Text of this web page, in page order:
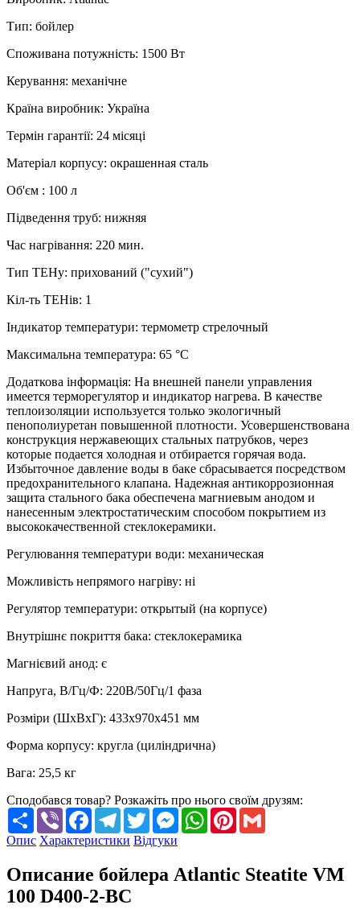
Тип: бойлер
Споживана потужність: 1500 Вт
Керування: механічне
Країна виробник: Україна
Термін гарантії: 24 місяці
Матеріал корпусу: окрашенная сталь
Об'єм : 100 л
Підведення труб: нижняя
Час нагрівання: 220 мин.
Тип ТЕНу: прихований ("сухий")
Кіл-ть ТЕНів: 1
Індикатор температури: термометр стрелочный
Максимальна температура: 65 °C
Додаткова інформація: На внешней панели управления
имеется терморегулятор и индикатор нагрева. В качестве
теплоизоляции используется только экологичный
пенополиуретан повышенной плотности. Усовершенствована
конструкция нержавеющих стальных патрубков, через
которые подается холодная и отбирается горячая вода.
Избыточное давление воды в баке сбрасывается посредством
предохранительного клапана. Надежная антикоррозионная
защита стального бака обеспечена магниевым анодом и
нанесенным электростатическим способом покрытием из
высококачественной стеклокерамики.
Регулювання температури води: механическая
Можливість непрямого нагріву: ні
Регулятор температури: открытый (на корпусе)
Внутрішнє покриття бака: стеклокерамика
Магнієвий анод: є
Напруга, В/Гц/Ф: 220В/50Гц/1 фаза
Розміри (ШхВхГ): 433х970х451 мм
Форма корпусу: кругла (циліндрична)
Вага: 25,5 кг
Сподобався товар? Розкажіть про нього своїм друзям:
Share Viber FacebookTelegramTwitterMessengerWhatsApp
Pinterest
Опис Характеристики Відгуки
Описание бойлера Atlantic Steatite VM
100 D400-2-BC